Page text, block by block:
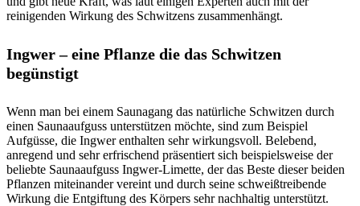
reinigenden Wirkung des Schwitzens zusammenhängt.
Ingwer – eine Pflanze die das Schwitzen
begünstigt
Wenn man bei einem Saunagang das natürliche Schwitzen durch
einen Saunaaufguss unterstützen möchte, sind zum Beispiel
Aufgüsse, die Ingwer enthalten sehr wirkungsvoll. Belebend,
anregend und sehr erfrischend präsentiert sich beispielsweise der
beliebte Saunaaufguss Ingwer-Limette, der das Beste dieser beiden
Pflanzen miteinander vereint und durch seine schweißtreibende
Wirkung die Entgiftung des Körpers sehr nachhaltig unterstützt.